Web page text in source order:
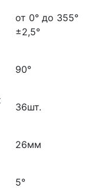
от 0° до 355°
±2,5°
90°
36шт.
26мм
5°